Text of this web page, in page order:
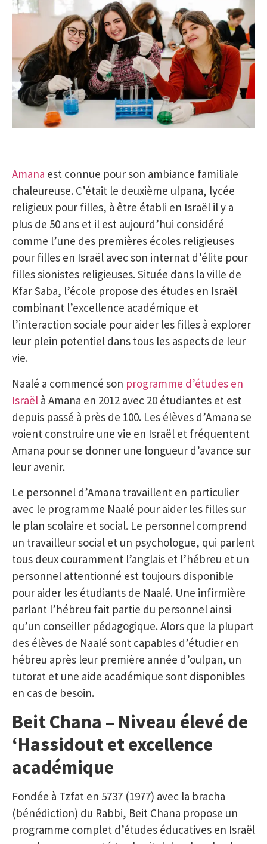
Amana est connue pour son ambiance familiale
chaleureuse. C’était le deuxième ulpana, lycée
religieux pour filles, à être établi en Israël il y a
plus de 50 ans et il est aujourd’hui considéré
comme l’une des premières écoles religieuses
pour filles en Israël avec son internat d’élite pour
filles sionistes religieuses. Située dans la ville de
Kfar Saba, l’école propose des études en Israël
combinant l’excellence académique et
l’interaction sociale pour aider les filles à explorer
leur plein potentiel dans tous les aspects de leur
vie.
Naalé a commencé son programme d’études en
Israël à Amana en 2012 avec 20 étudiantes et est
depuis passé à près de 100. Les élèves d’Amana se
voient construire une vie en Israël et fréquentent
Amana pour se donner une longueur d’avance sur
leur avenir.
Le personnel d’Amana travaillent en particulier
avec le programme Naalé pour aider les filles sur
le plan scolaire et social. Le personnel comprend
un travailleur social et un psychologue, qui parlent
tous deux couramment l’anglais et l’hébreu et un
personnel attentionné est toujours disponible
pour aider les étudiants de Naalé. Une infirmière
parlant l’hébreu fait partie du personnel ainsi
qu’un conseiller pédagogique. Alors que la plupart
des élèves de Naalé sont capables d’étudier en
hébreu après leur première année d’oulpan, un
tutorat et une aide académique sont disponibles
en cas de besoin.
Beit Chana – Niveau élevé de
‘Hassidout et excellence
académique
Fondée à Tzfat en 5737 (1977) avec la bracha
(bénédiction) du Rabbi, Beit Chana propose un
programme complet d’études éducatives en Israël